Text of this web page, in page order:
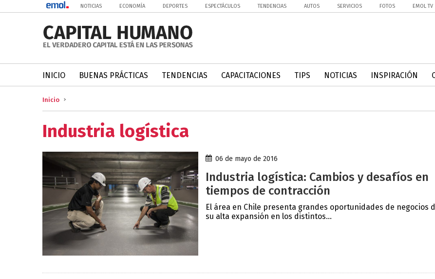
NOTICIAS ECONOMÍA DEPORTES ESPECTÁCULOS TENDENCIAS AUTOS SERVICIOS FOTOS EMOL TV
INICIO BUENAS PRÁCTICAS TENDENCIAS CAPACITACIONES TIPS NOTICIAS INSPIRACIÓN
Inicio
Industria logística
06 de mayo de 2016
Industria logística: Cambios y desafíos en
tiempos de contracción
El área en Chile presenta grandes oportunidades de negocios
su alta expansión en los distintos...